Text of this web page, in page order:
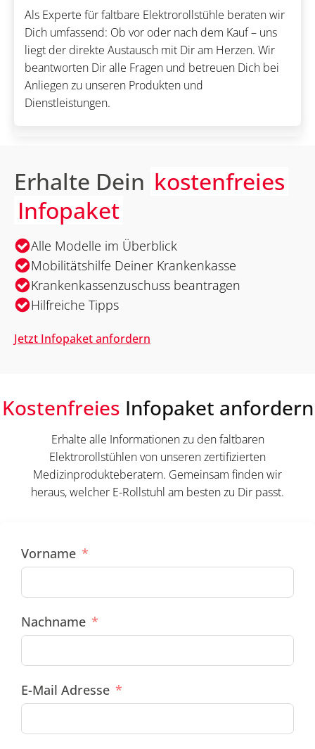
Als Experte für faltbare Elektrorollstühle beraten wir
Dich umfassend: Ob vor oder nach dem Kauf – uns
liegt der direkte Austausch mit Dir am Herzen. Wir
beantworten Dir alle Fragen und betreuen Dich bei
Anliegen zu unseren Produkten und
Dienstleistungen.
Erhalte Dein kostenfreies
Infopaket
Alle Modelle im Überblick
Mobilitätshilfe Deiner Krankenkasse
Krankenkassenzuschuss beantragen
Hilfreiche Tipps
Jetzt Infopaket anfordern
Kostenfreies Infopaket anfordern
Erhalte alle Informationen zu den faltbaren
Elektrorollstühlen von unseren zertifizierten
Medizinprodukteberatern. Gemeinsam finden wir
heraus, welcher E-Rollstuhl am besten zu Dir passt.
Vorname
Nachname
E-Mail Adresse